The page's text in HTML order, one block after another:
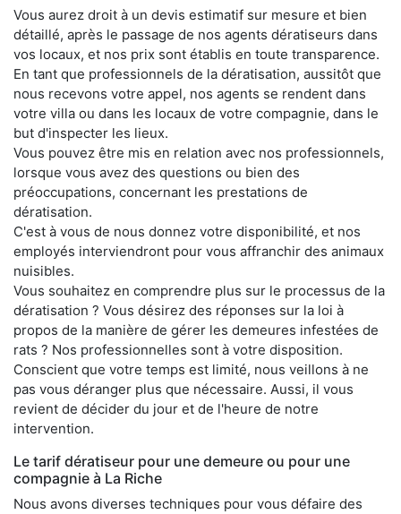
Vous aurez droit à un devis estimatif sur mesure et bien
détaillé, après le passage de nos agents dératiseurs dans
vos locaux, et nos prix sont établis en toute transparence.
En tant que professionnels de la dératisation, aussitôt que
nous recevons votre appel, nos agents se rendent dans
votre villa ou dans les locaux de votre compagnie, dans le
but d'inspecter les lieux.
Vous pouvez être mis en relation avec nos professionnels,
lorsque vous avez des questions ou bien des
préoccupations, concernant les prestations de
dératisation.
C'est à vous de nous donnez votre disponibilité, et nos
employés interviendront pour vous affranchir des animaux
nuisibles.
Vous souhaitez en comprendre plus sur le processus de la
dératisation ? Vous désirez des réponses sur la loi à
propos de la manière de gérer les demeures infestées de
rats ? Nos professionnelles sont à votre disposition.
Conscient que votre temps est limité, nous veillons à ne
pas vous déranger plus que nécessaire. Aussi, il vous
revient de décider du jour et de l'heure de notre
intervention.
Le tarif dératiseur pour une demeure ou pour une
compagnie à La Riche
Nous avons diverses techniques pour vous défaire des